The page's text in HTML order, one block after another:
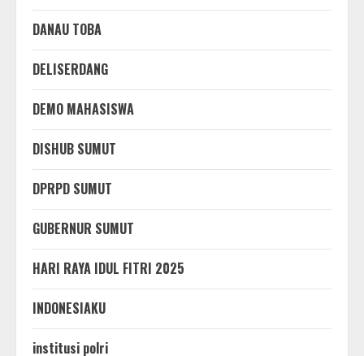
DANAU TOBA
DELISERDANG
DEMO MAHASISWA
DISHUB SUMUT
DPRPD SUMUT
GUBERNUR SUMUT
HARI RAYA IDUL FITRI 2025
INDONESIAKU
institusi polri